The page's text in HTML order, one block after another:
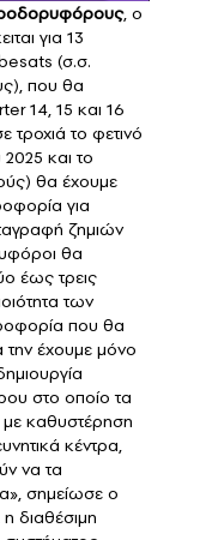
, ο
για 13
(σ.σ.
που θα
14, 15 και 16
τροχιά το φετινό
και το
θα έχουμε
για
ζημιών
θα
έως τρεις
των
που θα
την έχουμε μόνο
στο οποίο τα
καθυστέρηση
κέντρα,
να τα
σημείωσε ο
διαθέσιμη